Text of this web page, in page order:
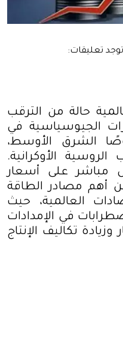
حالة من الترقب
الجيوسياسية في
الشرق الأوسط،
الأوكرانية.
مباشر على أسعار
من أهم مصادر الطاقة
العالمية، حيث
في الإمدادات
تكاليف الإنتاج